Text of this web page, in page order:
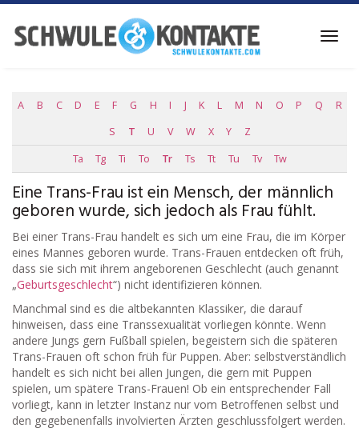
Skip
main
A B C D E F G H I J K L M N O P Q
R
S
T U V W X Y
Z
Ta
Tg Ti To Tr Ts Tt Tu Tv Tw
Eine Trans-Frau ist ein Mensch, der männlich
geboren wurde, sich jedoch als Frau fühlt.
Bei einer Trans-Frau handelt es sich um eine Frau, die im Körper
eines Mannes geboren wurde. Trans-Frauen entdecken oft früh,
dass sie sich mit ihrem angeborenen Geschlecht (auch genannt
„Geburtsgeschlecht“) nicht identifizieren können.
Manchmal sind es die altbekannten Klassiker, die darauf
hinweisen, dass eine Transsexualität vorliegen könnte. Wenn
andere Jungs gern Fußball spielen, begeistern sich die späteren
Trans-Frauen oft schon früh für Puppen. Aber: selbstverständlich
handelt es sich nicht bei allen Jungen, die gern mit Puppen
spielen, um spätere Trans-Frauen! Ob ein entsprechender Fall
vorliegt, kann in letzter Instanz nur vom Betroffenen selbst und
den gegebenenfalls involvierten Ärzten geschlussfolgert werden.